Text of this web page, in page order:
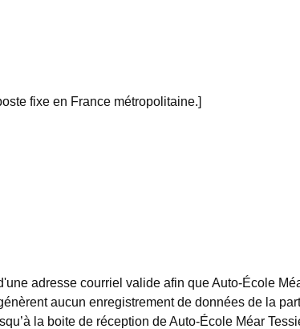
fixe en France métropolitaine.]
adresse courriel valide afin que Auto-École
aucun enregistrement de données de la
la boite de réception de Auto-École Méar